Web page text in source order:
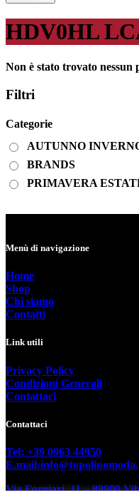
HDV0HL
Non è stato trovato nessun
Filtri
Categorie
AUTUNNO
BRANDS
PRIMAVERA
Menù di navigazione
Home
Shop
Chi siamo
Contatti
Link utili
Privacy Policy
Condizioni Generali
Contattaci
Contattaci
Tel: +39 0963 44950
Via Forgiari, 11 – 89900